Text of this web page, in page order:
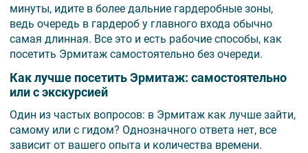
минуты, идите в более дальние гардеробные зоны,
ведь очередь в гардероб у главного входа обычно
самая длинная. Все это и есть рабочие способы, как
посетить Эрмитаж самостоятельно без очереди.
Как лучше посетить Эрмитаж: самостоятельно
или с экскурсией
Один из частых вопросов: в Эрмитаж как лучше зайти,
самому или с гидом? Однозначного ответа нет, все
зависит от вашего опыта и количества времени.